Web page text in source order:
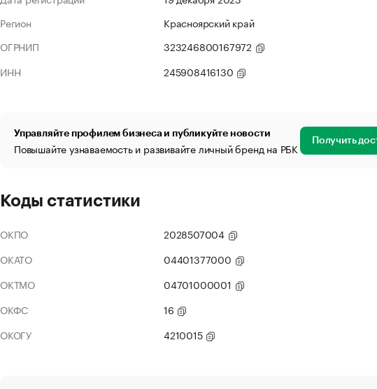
Регион
Красноярский край
ОГРНИП
323246800167972
ИНН
245908416130
Управляйте профилем бизнеса и публикуйте новости
Повышайте узнаваемость и развивайте личный бренд на РБК Получить
Коды статистики
ОКПО
2028507004
ОКАТО
04401377000
ОКТМО
04701000001
ОКФС
16
ОКОГУ
4210015